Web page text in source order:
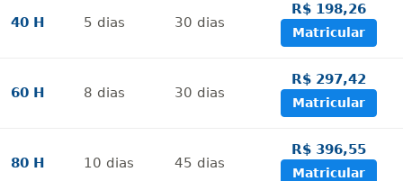
40 H 5 dias 30 dias
R$ 198,26
Matricular
60 H 8 dias 30 dias
R$ 297,42
Matricular
80 H 10 dias 45 dias
R$ 396,55
Matricular